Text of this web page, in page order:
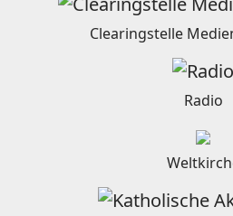
Clearingstelle
Radio